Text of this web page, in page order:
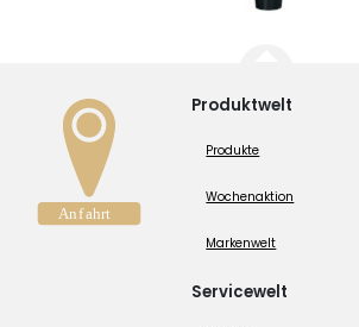
Produktwelt
Produkte
Wochenaktion
Markenwelt
Servicewelt